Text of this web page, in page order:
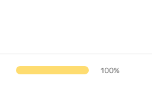
5 av 5 stjärnor
100%